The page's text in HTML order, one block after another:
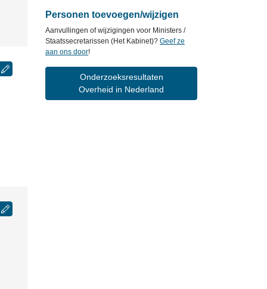
Personen toevoegen/wijzigen
Aanvullingen of wijzigingen voor Ministers /
Staatssecretarissen (Het Kabinet)? Geef ze
aan ons door!
Onderzoeksresultaten
Overheid in Nederland